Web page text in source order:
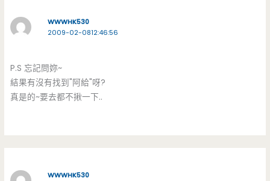
WWWHK530
2009-02-0812:46:56
P.S 忘記問妳~
結果有沒有找到"阿給"呀?
真是的~要去都不揪一下..
WWWHK530